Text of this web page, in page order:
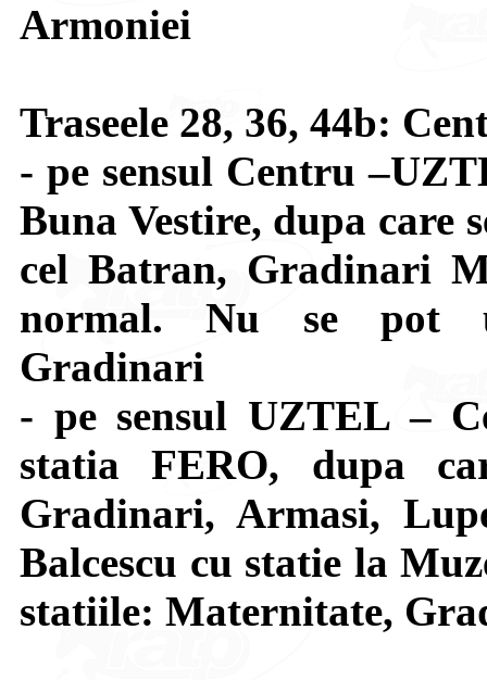
Armoniei
Traseele 28, 36, 44b:
- pe sensul Centru
Buna Vestire, dupa care
cel Batran, Gradinari
normal. Nu se pot
Gradinari
- pe sensul UZTEL –
statia FERO, dupa
Gradinari, Armasi,
Balcescu cu statie la
statiile: Maternitate,